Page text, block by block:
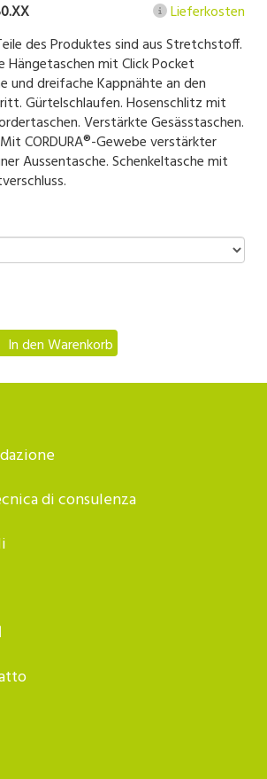
Lieferkosten
des Produktes sind aus Stretchstoff.
mit Click Pocket
und dreifache Kappnähte an den
Gürtelschlaufen. Hosenschlitz mit
Verstärkte Gesässtaschen.
CORDURA®-Gewebe verstärkter
Aussentasche. Schenkeltasche mit
In den Warenkorb
di consulenza